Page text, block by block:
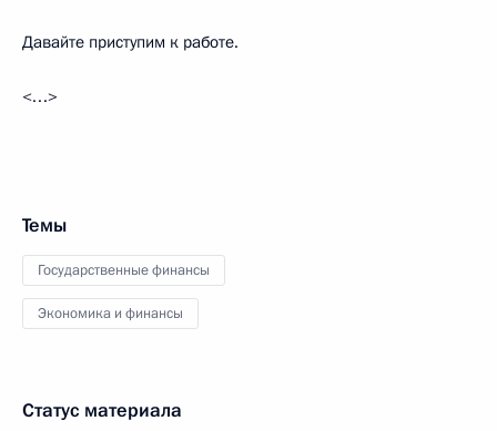
Давайте приступим к работе.
<…>
Темы
Государственные финансы
Экономика и финансы
Статус материала